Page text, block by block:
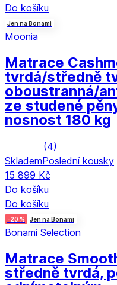
Do košíku
Jen na Bonami
Moonia
Matrace
tvrdá/středně
oboustranná/
ze studené
nosnost 180 kg
(4)
SklademPoslední kousky
15 899 Kč
Do košíku
Do košíku
-20 % Jen na Bonami
Bonami Selection
Matrace
středně tvrdá,